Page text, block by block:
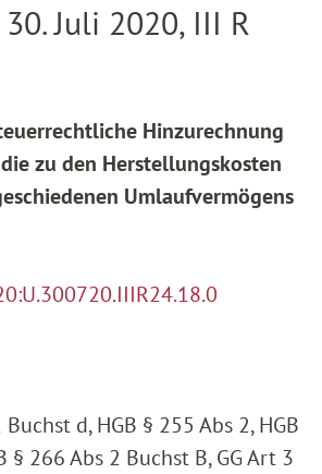
Juli 2020, III R
Hinzurechnung
zu den Herstellungskosten
Umlaufvermögens
d, HGB § 255 Abs 2, HGB
§ 266 Abs 2 Buchst B, GG Art 3